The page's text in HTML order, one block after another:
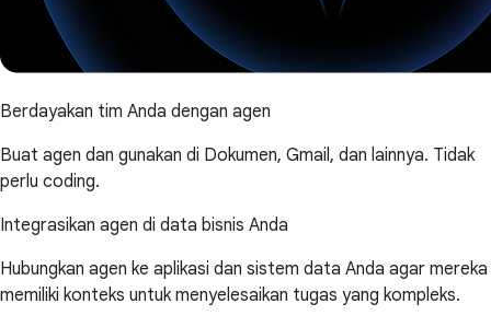
Berdayakan tim Anda dengan agen
Buat agen dan gunakan di Dokumen, Gmail, dan lainnya. Tidak
perlu coding.
Integrasikan agen di data bisnis Anda
Hubungkan agen ke aplikasi dan sistem data Anda agar mereka
memiliki konteks untuk menyelesaikan tugas yang kompleks.